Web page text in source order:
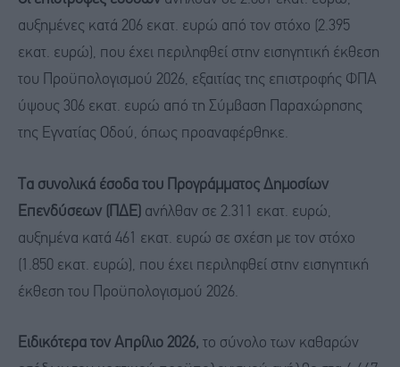
αυξημένες κατά 206 εκατ. ευρώ από τον στόχο (2.395
εκατ. ευρώ), που έχει περιληφθεί στην εισηγητική έκθεση
του Προϋπολογισμού 2026, εξαιτίας της επιστροφής ΦΠΑ
ύψους 306 εκατ. ευρώ από τη Σύμβαση Παραχώρησης
της Εγνατίας Οδού, όπως προαναφέρθηκε.
Τα συνολικά έσοδα του Προγράμματος Δημοσίων
Επενδύσεων (ΠΔΕ) ανήλθαν σε 2.311 εκατ. ευρώ,
αυξημένα κατά 461 εκατ. ευρώ σε σχέση με τον στόχο
(1.850 εκατ. ευρώ), που έχει περιληφθεί στην εισηγητική
έκθεση του Προϋπολογισμού 2026.
Ειδικότερα τον Απρίλιο 2026, το σύνολο των καθαρών